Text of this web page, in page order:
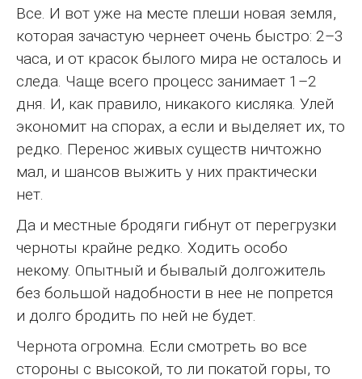
Все. И вот уже на месте плеши новая земля,
которая зачастую чернеет очень быстро: 2–3
часа, и от красок былого мира не осталось и
следа. Чаще всего процесс занимает 1–2
дня. И, как правило, никакого кисляка. Улей
экономит на спорах, а если и выделяет их, то
редко. Перенос живых существ ничтожно
мал, и шансов выжить у них практически
нет.
Да и местные бродяги гибнут от перегрузки
черноты крайне редко. Ходить особо
некому. Опытный и бывалый долгожитель
без большой надобности в нее не попрется
и долго бродить по ней не будет.
Чернота огромна. Если смотреть во все
стороны с высокой, то ли покатой горы, то